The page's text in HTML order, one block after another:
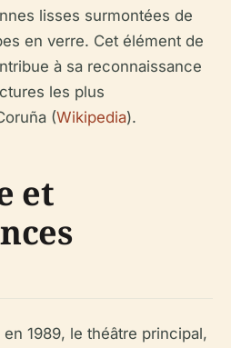
lisses surmontées de
en verre. Cet élément de
à sa reconnaissance
les plus
(Wikipedia).
et
1989, le théâtre principal,